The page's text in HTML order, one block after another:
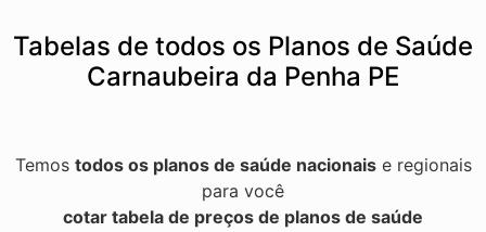
Tabelas de todos os Planos de Saúde
Carnaubeira da Penha PE
Temos todos os planos de saúde nacionaise regionais
para você
cotar tabela de preços de planos de saúde